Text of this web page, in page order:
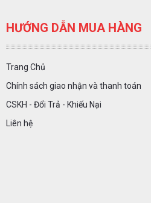
HƯỚNG DẪN MUA HÀNG
Trang Chủ
Chính sách giao nhận và thanh toán
CSKH - Đổi Trả - Khiếu Nại
Liên hệ